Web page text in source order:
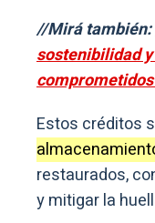
//Mirá también:
sostenibilidad
Estos créditos
restaurados,
y mitigar la